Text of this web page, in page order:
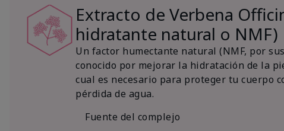
Extracto de Verbena
hidratante natural o NMF)
Un factor humectante natural (NMF, por
conocido por mejorar la hidratación de la
cual es necesario para proteger tu cuerpo
pérdida de agua.
Fuente del complejo